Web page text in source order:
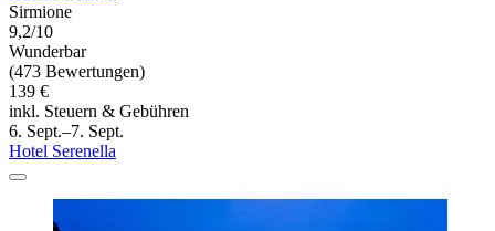
Sirmione
9,2/10
Wunderbar
(473 Bewertungen)
139 €
inkl. Steuern & Gebühren
6. Sept.–7. Sept.
Hotel Serenella